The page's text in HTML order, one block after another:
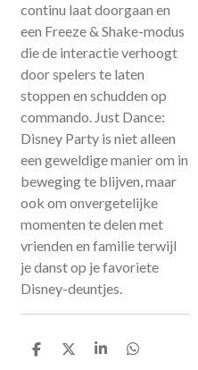
continu laat doorgaan en
een Freeze & Shake-modus
die de interactie verhoogt
door spelers te laten
stoppen en schudden op
commando. Just Dance:
Disney Party is niet alleen
een geweldige manier om in
beweging te blijven, maar
ook om onvergetelijke
momenten te delen met
vrienden en familie terwijl
je danst op je favoriete
Disney-deuntjes.
D
D
S
D